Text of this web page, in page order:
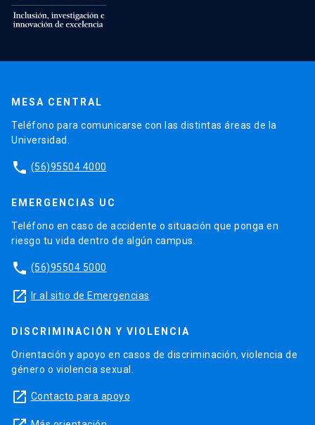
MESA CENTRAL
Teléfono para comunicarse con las distintas áreas de la
Universidad.
phone (56)95504 4000
EMERGENCIAS UC
Teléfono en caso de accidente o situación que ponga en
riesgo tu vida dentro de algún campus.
phone (56)95504 5000
launch Ir al sitio de Emergencias
DISCRIMINACIÓN Y VIOLENCIA
Orientación y apoyo en casos de discriminación, violencia de
género o violencia sexual.
launch Contacto para apoyo